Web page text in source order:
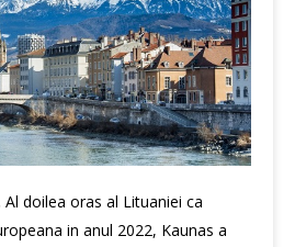
Al doilea oras al Lituaniei ca
in anul 2022, Kaunas a